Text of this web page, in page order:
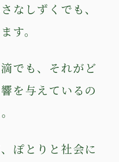
なしずくでも、
す。
でも、それがど
を与えているの
ぽとりと社会に